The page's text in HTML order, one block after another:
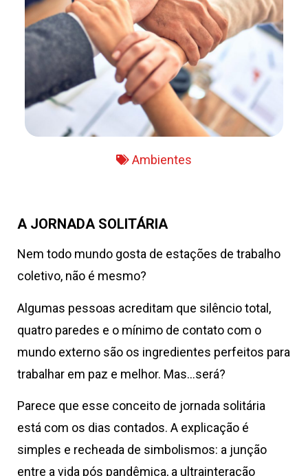
Ambientes
A JORNADA SOLITÁRIA
Nem todo mundo gosta de estações de trabalho
coletivo, não é mesmo?
Algumas pessoas acreditam que silêncio total,
quatro paredes e o mínimo de contato com o
mundo externo são os ingredientes perfeitos para
trabalhar em paz e melhor. Mas…será?
Parece que esse conceito de jornada solitária
está com os dias contados. A explicação é
simples e recheada de simbolismos: a junção
entre a vida pós pandêmica, a ultrainteração